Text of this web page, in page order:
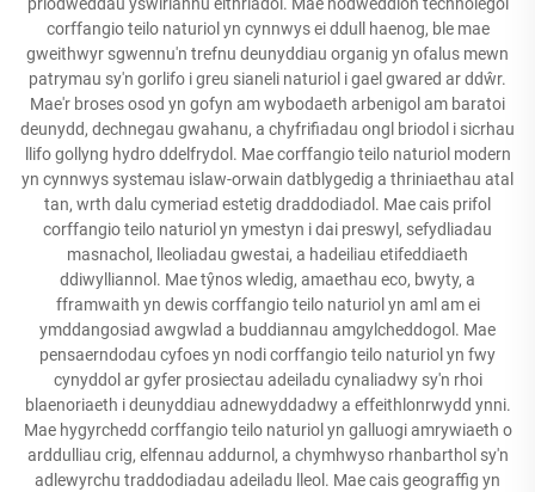
corffangio teilo naturiol yn cynnwys ei ddull haenog, ble mae
gweithwyr sgwennu'n trefnu deunyddiau organig yn ofalus mewn
patrymau sy'n gorlifo i greu sianeli naturiol i gael gwared ar ddŵr.
Mae'r broses osod yn gofyn am wybodaeth arbenigol am baratoi
deunydd, dechnegau gwahanu, a chyfrifiadau ongl briodol i sicrhau
llifo gollyng hydro ddelfrydol. Mae corffangio teilo naturiol modern
yn cynnwys systemau islaw-orwain datblygedig a thriniaethau atal
tan, wrth dalu cymeriad estetig draddodiadol. Mae cais prifol
corffangio teilo naturiol yn ymestyn i dai preswyl, sefydliadau
masnachol, lleoliadau gwestai, a hadeiliau etifeddiaeth
ddiwylliannol. Mae tŷnos wledig, amaethau eco, bwyty, a
fframwaith yn dewis corffangio teilo naturiol yn aml am ei
ymddangosiad awgwlad a buddiannau amgylcheddogol. Mae
pensaerndodau cyfoes yn nodi corffangio teilo naturiol yn fwy
cynyddol ar gyfer prosiectau adeiladu cynaliadwy sy'n rhoi
blaenoriaeth i deunyddiau adnewyddadwy a effeithlonrwydd ynni.
Mae hygyrchedd corffangio teilo naturiol yn galluogi amrywiaeth o
arddulliau crig, elfennau addurnol, a chymhwyso rhanbarthol sy'n
adlewyrchu traddodiadau adeiladu lleol. Mae cais geograffig yn